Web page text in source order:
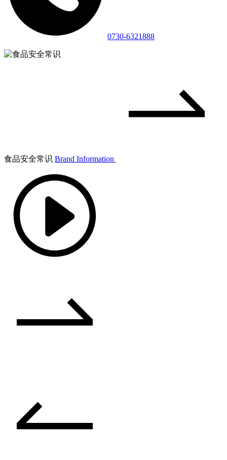
0730-6321888
食品安全常识 Brand Information